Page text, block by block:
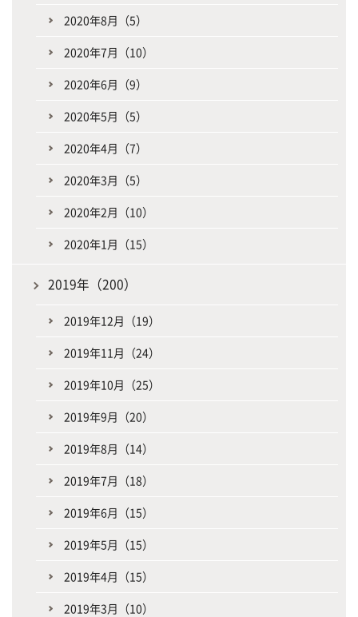
2020年8月（5）
2020年7月（10）
2020年6月（9）
2020年5月（5）
2020年4月（7）
2020年3月（5）
2020年2月（10）
2020年1月（15）
2019年（200）
2019年12月（19）
2019年11月（24）
2019年10月（25）
2019年9月（20）
2019年8月（14）
2019年7月（18）
2019年6月（15）
2019年5月（15）
2019年4月（15）
2019年3月（10）